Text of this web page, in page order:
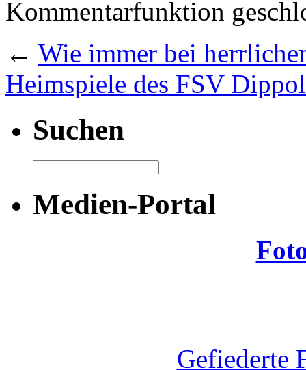
Kommentarfunktion
← Wie immer bei
Heimspiele des FSV
Suchen
Medien-Portal
Gefiederte